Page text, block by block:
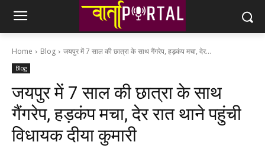
Home Blog जयपुर में 7 साल की छात्रा के साथ गैंगरेप, हड़कंप मचा, देर...
Blog
जयपुर में 7 साल की छात्रा के साथ
गैंगरेप, हड़कंप मचा, देर रात थाने पहुंची
विधायक दीया कुमारी